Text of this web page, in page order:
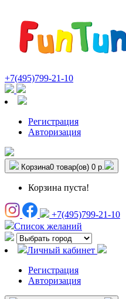
+7(495)799-21-10
Регистрация
Авторизация
Корзина0 товар(ов) 0 р.
Корзина пуста!
+7(495)799-21-10
Список желаний
Личный кабинет
Регистрация
Авторизация